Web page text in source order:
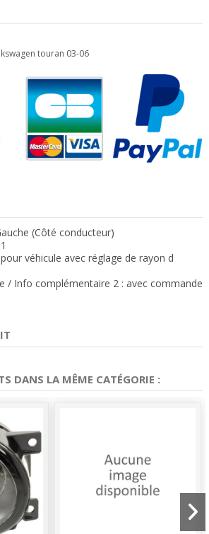
touran 03-06
(Côté conducteur)
véhicule avec réglage de rayon d
/ Info complémentaire 2 : avec commande
DANS LA MÊME CATÉGORIE :